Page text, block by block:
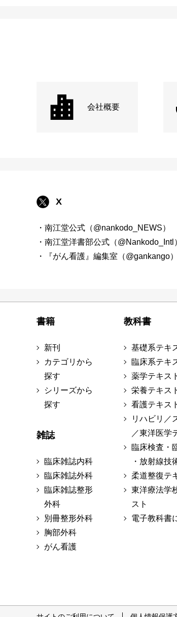
会社概要
X
・南江堂公式（@nankodo_NEWS）
・南江堂洋書部公式（@Nankodo_Intl
・『がん看護』編集室（@gankango）
書籍
新刊
カテゴリから
探す
シリーズから
探す
雑誌
臨床雑誌内科
臨床雑誌外科
臨床雑誌整形
外科
別冊整形外科
胸部外科
がん看護
教科書
基礎系テキ
臨床系テキ
薬学テキス
栄養テキス
看護テキス
リハビリ／
／東洋医学
臨床検査・
・放射線技
柔道整復テ
東洋療法学
スト
電子教科書